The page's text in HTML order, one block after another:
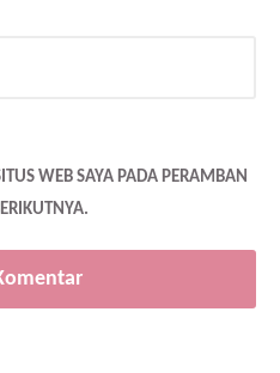
WEB SAYA PADA PERAMBAN